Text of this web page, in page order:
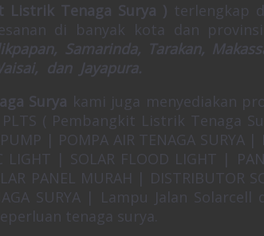
Listrik Tenaga Surya ) terlengkap
di banyak kota dan
Samarinda, Tarakan,
dan Jayapura.
Surya kami juga menyediakan
( Pembangkit Listrik Tenaga
| POMPA AIR TENAGA SURYA |
LIGHT | SOLAR FLOOD LIGHT |
PANEL MURAH | DISTRIBUTOR
SURYA | Lampu Jalan
tenaga surya.